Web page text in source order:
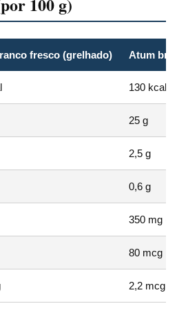
fresco (grelhado) Atum
130 kcal
25 g
2,5 g
0,6 g
350 mg
80 mcg
2,2 mcg